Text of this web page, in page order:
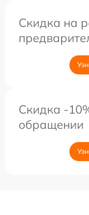
Скидка на
Скидка -
обращении